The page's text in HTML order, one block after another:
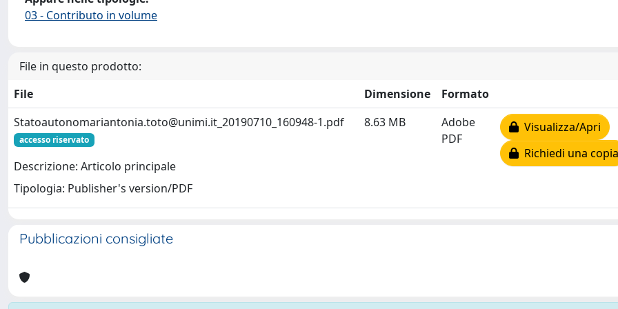
03 - Contributo in volume
File in questo prodotto:
File
Dimensione
Formato
Statoautonomariantonia.toto@unimi.it _20190710_160948-1.pdf
accesso riservato
Descrizione: Articolo principale
Tipologia: Publisher's version/PDF
8.63 MB
Adobe
PDF
Visualizza/Apri
Richiedi una copia
Pubblicazioni consigliate